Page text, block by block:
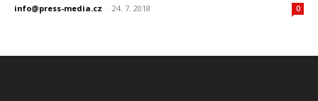
info@press-media.cz - 24. 7. 2018 0